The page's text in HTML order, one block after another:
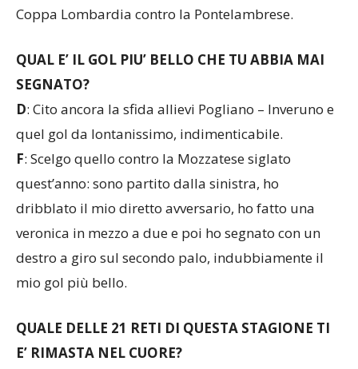
Coppa Lombardia contro la Pontelambrese.
QUAL E’ IL GOL PIU’ BELLO CHE TU ABBIA MAI
SEGNATO?
D: Cito ancora la sfida allievi Pogliano – Inveruno e
quel gol da lontanissimo, indimenticabile.
F: Scelgo quello contro la Mozzatese siglato
quest’anno: sono partito dalla sinistra, ho
dribblato il mio diretto avversario, ho fatto una
veronica in mezzo a due e poi ho segnato con un
destro a giro sul secondo palo, indubbiamente il
mio gol più bello.
QUALE DELLE 21 RETI DI QUESTA STAGIONE TI
E’ RIMASTA NEL CUORE?